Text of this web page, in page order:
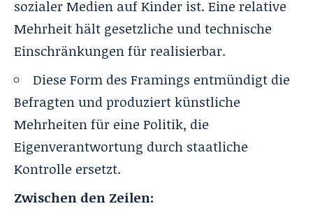
sozialer Medien auf Kinder ist. Eine relative
Mehrheit hält gesetzliche und technische
Einschränkungen für realisierbar.
Diese Form des Framings entmündigt die
Befragten und produziert künstliche
Mehrheiten für eine Politik, die
Eigenverantwortung durch staatliche
Kontrolle ersetzt.
Zwischen den Zeilen: